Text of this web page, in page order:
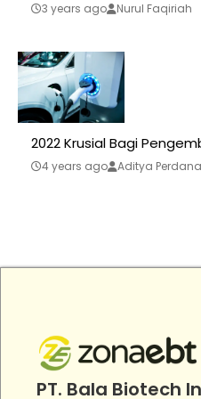
3 years ago Nurul Faqiriah
2022 Krusial Bagi
4 years ago Aditya Perdana
PT. Bala Biotech